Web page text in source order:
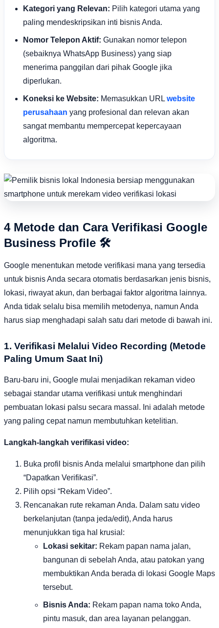
Kategori yang Relevan: Pilih kategori utama yang
paling mendeskripsikan inti bisnis Anda.
Nomor Telepon Aktif: Gunakan nomor telepon
(sebaiknya WhatsApp Business) yang siap
menerima panggilan dari pihak Google jika
diperlukan.
Koneksi ke Website: Memasukkan URL website
perusahaan yang profesional dan relevan akan
sangat membantu mempercepat kepercayaan
algoritma.
4 Metode dan Cara Verifikasi Google
Business Profile 🛠️
Google menentukan metode verifikasi mana yang tersedia
untuk bisnis Anda secara otomatis berdasarkan jenis bisnis,
lokasi, riwayat akun, dan berbagai faktor algoritma lainnya.
Anda tidak selalu bisa memilih metodenya, namun Anda
harus siap menghadapi salah satu dari metode di bawah ini.
1. Verifikasi Melalui Video Recording (Metode
Paling Umum Saat Ini)
Baru-baru ini, Google mulai menjadikan rekaman video
sebagai standar utama verifikasi untuk menghindari
pembuatan lokasi palsu secara massal. Ini adalah metode
yang paling cepat namun membutuhkan ketelitian.
Langkah-langkah verifikasi video:
Buka profil bisnis Anda melalui smartphone dan pilih
“Dapatkan Verifikasi”.
Pilih opsi “Rekam Video”.
Rencanakan rute rekaman Anda. Dalam satu video
berkelanjutan (tanpa jeda/edit), Anda harus
menunjukkan tiga hal krusial:
Lokasi sekitar: Rekam papan nama jalan,
bangunan di sebelah Anda, atau patokan yang
membuktikan Anda berada di lokasi Google Maps
tersebut.
Bisnis Anda: Rekam papan nama toko Anda,
pintu masuk, dan area layanan pelanggan.